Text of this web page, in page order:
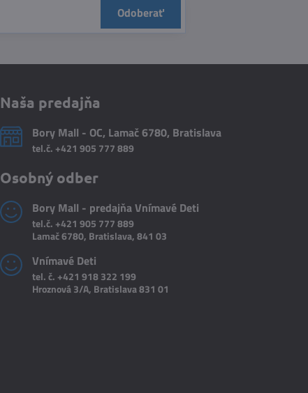
Odoberať
Naša predajňa
Bory Mall - OC, Lamač 6780, Bratislava
tel.č. +421 905 777 889
Osobný odber
Bory Mall - predajňa Vnímavé Deti
tel.č. +421 905 777 889
Lamač 6780, Bratislava, 841 03
Vnímavé Deti
tel. č. +421 918 322 199
Hroznová 3/A, Bratislava 831 01